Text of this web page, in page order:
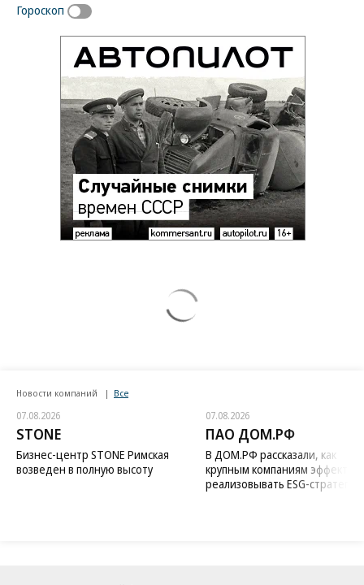
Гороскоп
Новости компаний Все
07.08.2026
STONE
Бизнес-центр STONE Римская
возведен в полную высоту
07.08.2026
ПАО ДОМ.РФ
В ДОМ.РФ рассказали, как
крупным компаниям
реализовывать ESG-стратегию